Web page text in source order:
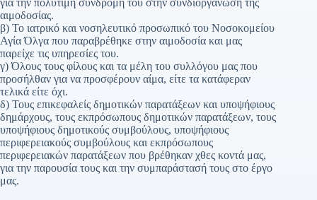
για την πολύτιμη συνδρομή του στην συνδιοργάνωση της
αιμοδοσίας.
β) Το ιατρικό και νοσηλευτικό προσωπικό του Νοσοκομείου
Αγία Όλγα που παραβρέθηκε στην αιμοδοσία και μας
παρείχε τις υπηρεσίες του.
γ) Όλους τους φίλους και τα μέλη του συλλόγου μας που
προσήλθαν για να προσφέρουν αίμα, είτε τα κατάφεραν
τελικά είτε όχι.
δ) Τους επικεφαλείς δημοτικών παρατάξεων και υποψήφιους
δημάρχους, τους εκπρόσωπους δημοτικών παρατάξεων, τους
υποψήφιους δημοτικούς συμβούλους, υποψήφιους
περιφερειακούς συμβούλους και εκπρόσωπους
περιφερειακών παρατάξεων που βρέθηκαν χθες κοντά μας,
για την παρουσία τους και την συμπαράστασή τους στο έργο
μας.